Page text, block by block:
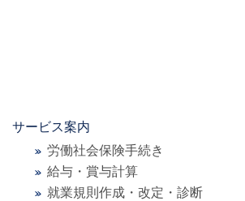
サービス案内
労働社会保険手続き
給与・賞与計算
就業規則作成・改定・診断